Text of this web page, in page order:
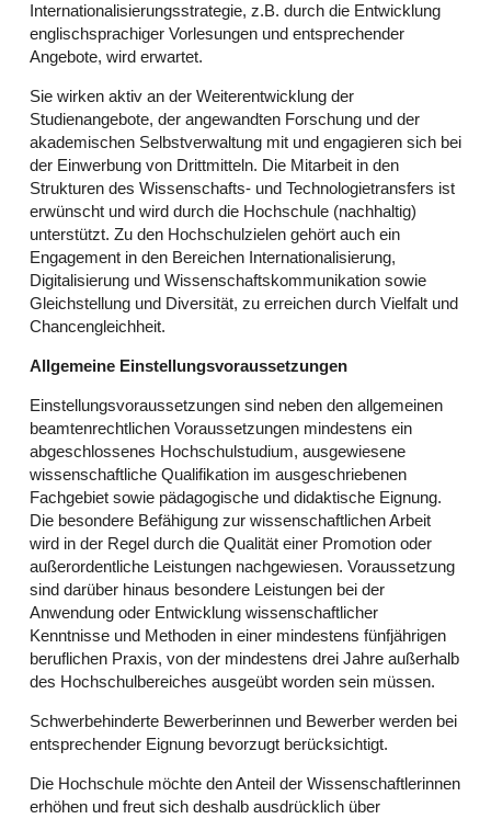
Internationalisierungsstrategie, z.B. durch die Entwicklung
englischsprachiger Vorlesungen und entsprechender
Angebote, wird erwartet.
Sie wirken aktiv an der Weiterentwicklung der
Studienangebote, der angewandten Forschung und der
akademischen Selbstverwaltung mit und engagieren sich bei
der Einwerbung von Drittmitteln. Die Mitarbeit in den
Strukturen des Wissenschafts- und Technologietransfers ist
erwünscht und wird durch die Hochschule (nachhaltig)
unterstützt. Zu den Hochschulzielen gehört auch ein
Engagement in den Bereichen Internationalisierung,
Digitalisierung und Wissenschaftskommunikation sowie
Gleichstellung und Diversität, zu erreichen durch Vielfalt und
Chancengleichheit.
Allgemeine Einstellungsvoraussetzungen
Einstellungsvoraussetzungen sind neben den allgemeinen
beamtenrechtlichen Voraussetzungen mindestens ein
abgeschlossenes Hochschulstudium, ausgewiesene
wissenschaftliche Qualifikation im ausgeschriebenen
Fachgebiet sowie pädagogische und didaktische Eignung.
Die besondere Befähigung zur wissenschaftlichen Arbeit
wird in der Regel durch die Qualität einer Promotion oder
außerordentliche Leistungen nachgewiesen. Voraussetzung
sind darüber hinaus besondere Leistungen bei der
Anwendung oder Entwicklung wissenschaftlicher
Kenntnisse und Methoden in einer mindestens fünfjährigen
beruflichen Praxis, von der mindestens drei Jahre außerhalb
des Hochschulbereiches ausgeübt worden sein müssen.
Schwerbehinderte Bewerberinnen und Bewerber werden bei
entsprechender Eignung bevorzugt berücksichtigt.
Die Hochschule möchte den Anteil der Wissenschaftlerinnen
erhöhen und freut sich deshalb ausdrücklich über